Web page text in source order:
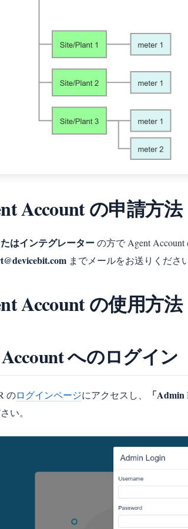
Account の申請方法
はインテグレーターの方で Agent
までメールをお送りください
Account の使用方法
へのログイン
のログインページにアクセスし、 「Admin
い。